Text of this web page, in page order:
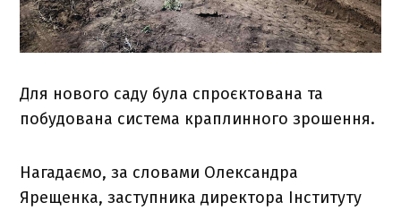
Для нового саду була спроєктована та
побудована система краплинного зрошення.
Нагадаємо, за словами Олександра
Ярещенка, заступника директора Інституту